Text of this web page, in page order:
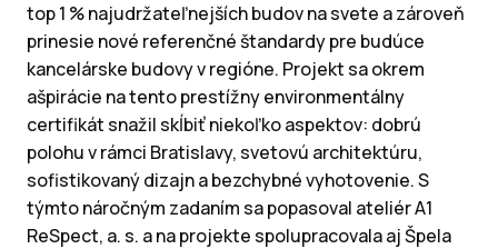
top 1 % najudržateľnejších budov na svete a zároveň
prinesie nové referenčné štandardy pre budúce
kancelárske budovy v regióne. Projekt sa okrem
ašpirácie na tento prestížny environmentálny
certifikát snažil skĺbiť niekoľko aspektov: dobrú
polohu v rámci Bratislavy, svetovú architektúru,
sofistikovaný dizajn a bezchybné vyhotovenie. S
týmto náročným zadaním sa popasoval ateliér A1
ReSpect, a. s. a na projekte spolupracovala aj Špela